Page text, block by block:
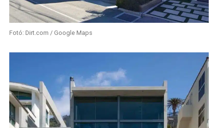
Fotó: Dirt.com / Google Maps